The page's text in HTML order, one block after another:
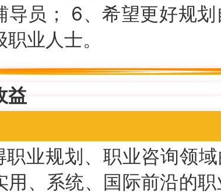
导员； 6、希望更好规
业人士。
益
职业规划、职业咨询领
用、系统、国际前沿的